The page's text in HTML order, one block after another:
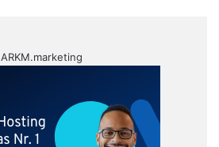
ARKM.marketing